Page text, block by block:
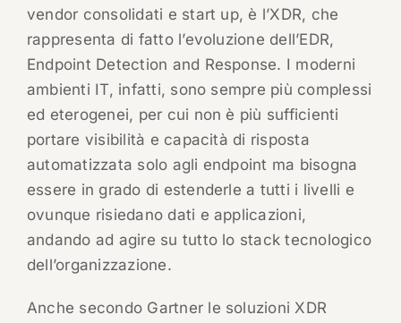
vendor consolidati e start up, è l’XDR, che
rappresenta di fatto l’evoluzione dell’EDR,
Endpoint Detection and Response. I moderni
ambienti IT, infatti, sono sempre più complessi
ed eterogenei, per cui non è più sufficienti
portare visibilità e capacità di risposta
automatizzata solo agli endpoint ma bisogna
essere in grado di estenderle a tutti i livelli e
ovunque risiedano dati e applicazioni,
andando ad agire su tutto lo stack tecnologico
dell’organizzazione.
Anche secondo Gartner le soluzioni XDR